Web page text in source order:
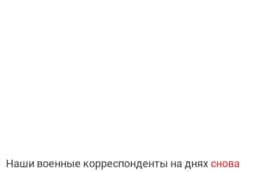
Наши военные корреспонденты на дняхснова